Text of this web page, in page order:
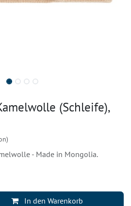
(Schleife),
- Made in Mongolia.
In den Warenkorb